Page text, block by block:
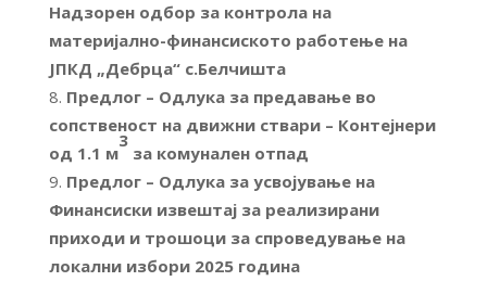
Надзорен одбор за контрола на
материјално-финансиското работење на
ЈПКД „Дебрца“ с.Белчишта
Предлог – Одлука за предавање во
сопственост на движни ствари – Контејнери
од 1.1 м
3
за комунален отпад
Предлог – Одлука за усвојување на
Финансиски извештај за реализирани
приходи и трошоци за спроведување на
локални избори 2025 година